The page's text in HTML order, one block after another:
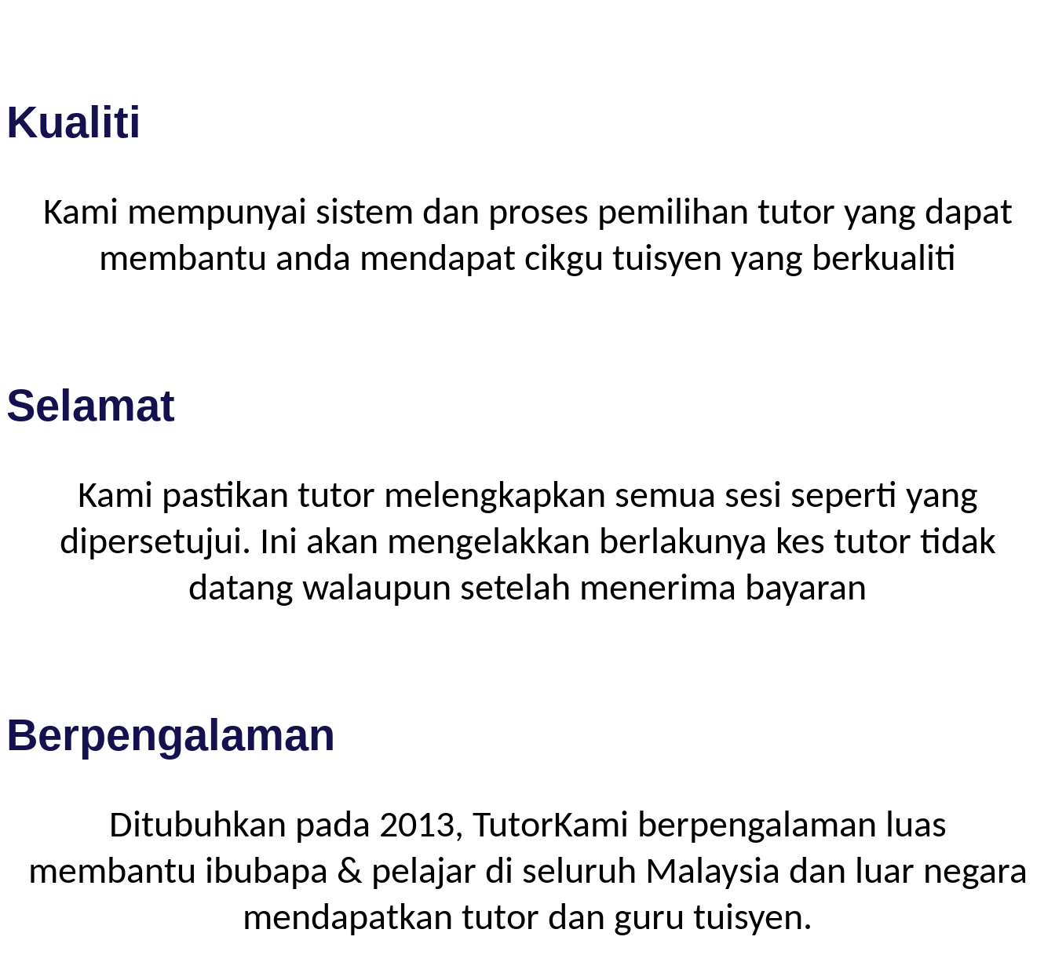
Kualiti
Kami mempunyai sistem dan proses pemilihan tutor yang dapat
membantu anda mendapat cikgu tuisyen yang berkualiti
Selamat
Kami pastikan tutor melengkapkan semua sesi seperti yang
dipersetujui. Ini akan mengelakkan berlakunya kes tutor tidak
datang walaupun setelah menerima bayaran
Berpengalaman
Ditubuhkan pada 2013, TutorKami berpengalaman luas
membantu ibubapa & pelajar di seluruh Malaysia dan luar negara
mendapatkan tutor dan guru tuisyen.